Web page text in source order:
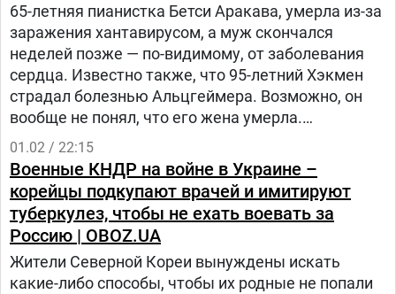
65-летняя пианистка Бетси Аракава, умерла из-за
заражения хантавирусом, а муж скончался
неделей позже — по-видимому, от заболевания
сердца. Известно также, что 95-летний Хэкмен
страдал болезнью Альцгеймера. Возможно, он
вообще не понял, что его жена умерла.
Израильские врачи частично объяснили эту
загадку 10 марта в интервью Ynet.
01.02 / 22:15
Военные КНДР на войне в Украине –
корейцы подкупают врачей и имитируют
туберкулез, чтобы не ехать воевать за
Россию | OBOZ.UA
Жители Северной Кореи вынуждены искать
какие-либо способы, чтобы их родные не попали